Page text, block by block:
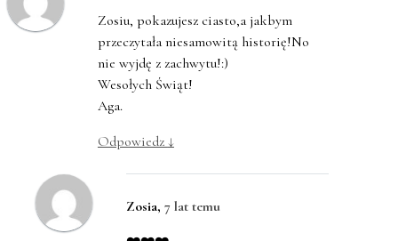
Zosiu, pokazujesz ciasto,a jakbym
przeczytała niesamowitą historię!No
nie wyjdę z zachwytu!:)
Wesołych Świąt!
Aga.
Odpowiedz ↓
Zosia, 7 lat temu